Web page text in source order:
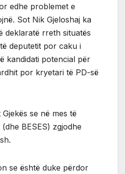
edhe problemet e
Sot Nik Gjeloshaj ka
deklaratë rreth situatës
deputetit por caku i
kandidati potencial për
por kryetari të PD-së
se në mes të
BESES) zgjodhe
se është duke përdor